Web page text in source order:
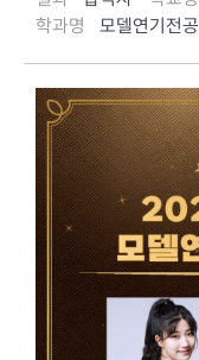
학과명
모델연기전공